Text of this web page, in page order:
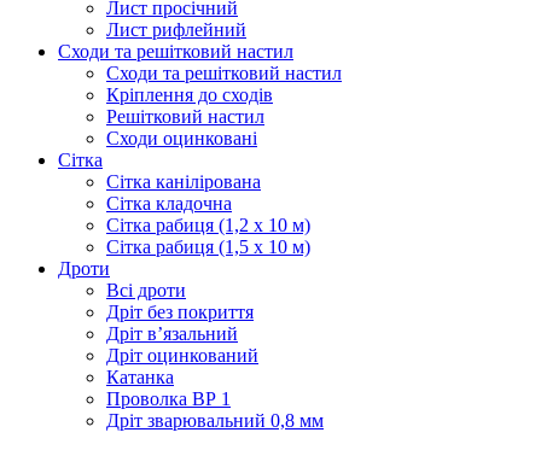
Лист просічний
Лист рифлейний
Сходи та решітковий настил
Сходи та решітковий настил
Кріплення до сходів
Решітковий настил
Сходи оцинковані
Сітка
Сітка канілірована
Сітка кладочна
Сітка рабиця (1,2 x 10 м)
Сітка рабиця (1,5 x 10 м)
Дроти
Всі дроти
Дріт без покриття
Дріт в’язальний
Дріт оцинкований
Катанка
Проволка ВР 1
Дріт зварювальний 0,8 мм